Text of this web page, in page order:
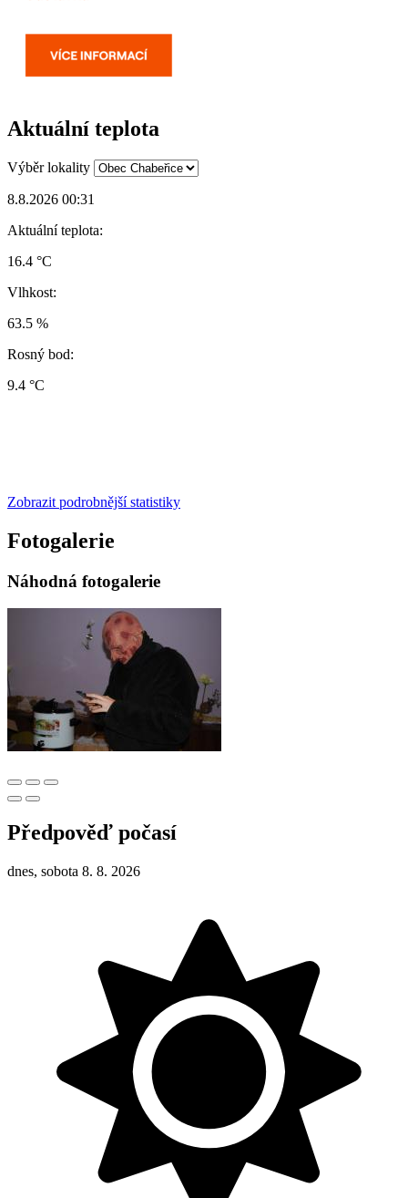
Aktuální teplota
Výběr lokality
8.8.2026 00:31
Aktuální teplota:
16.4 °C
Vlhkost:
63.5 %
Rosný bod:
9.4 °C
Zobrazit podrobnější statistiky
Fotogalerie
Náhodná fotogalerie
Předpověď počasí
dnes, sobota 8. 8. 2026